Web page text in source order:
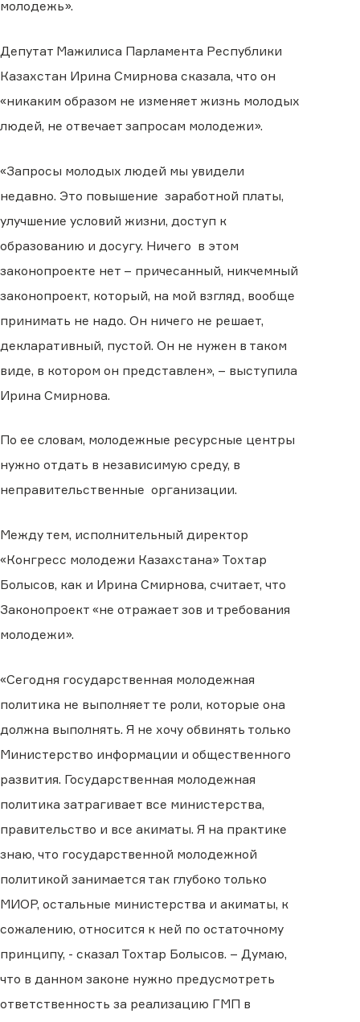
молодежь».
Депутат Мажилиса Парламента Республики
Казахстан Ирина Смирнова сказала, что он
«никаким образом не изменяет жизнь молодых
людей, не отвечает запросам молодежи».
«Запросы молодых людей мы увидели
недавно. Это повышение заработной платы,
улучшение условий жизни, доступ к
образованию и досугу. Ничего в этом
законопроекте нет – причесанный, никчемный
законопроект, который, на мой взгляд, вообще
принимать не надо. Он ничего не решает,
декларативный, пустой. Он не нужен в таком
виде, в котором он представлен», – выступила
Ирина Смирнова.
По ее словам, молодежные ресурсные центры
нужно отдать в независимую среду, в
неправительственные организации.
Между тем, исполнительный директор
«Конгресс молодежи Казахстана» Тохтар
Болысов, как и Ирина Смирнова, считает, что
Законопроект «не отражает зов и требования
молодежи».
«Сегодня государственная молодежная
политика не выполняет те роли, которые она
должна выполнять. Я не хочу обвинять только
Министерство информации и общественного
развития. Государственная молодежная
политика затрагивает все министерства,
правительство и все акиматы. Я на практике
знаю, что государственной молодежной
политикой занимается так глубоко только
МИОР, остальные министерства и акиматы, к
сожалению, относится к ней по остаточному
принципу, - сказал Тохтар Болысов. – Думаю,
что в данном законе нужно предусмотреть
ответственность за реализацию ГМП в